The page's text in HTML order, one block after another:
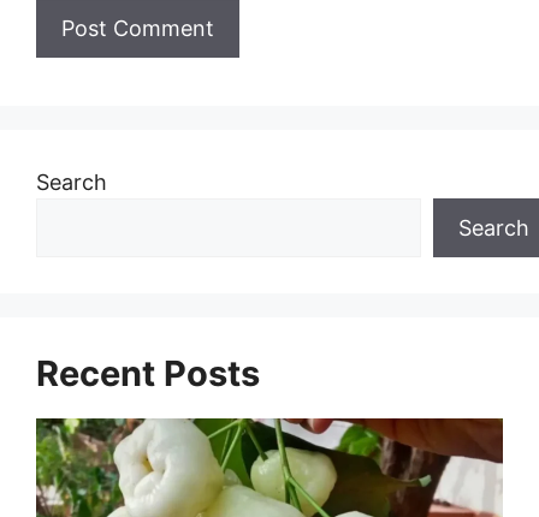
Search
Search
Recent Posts